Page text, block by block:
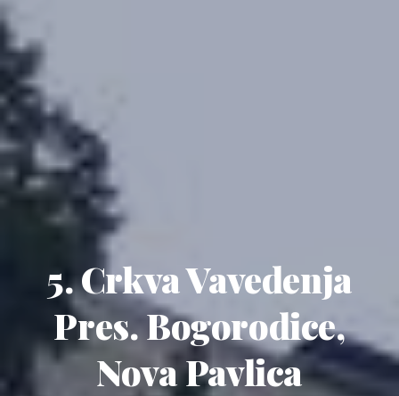
5. Crkva Vavedenja
Pres. Bogorodice,
Nova Pavlica